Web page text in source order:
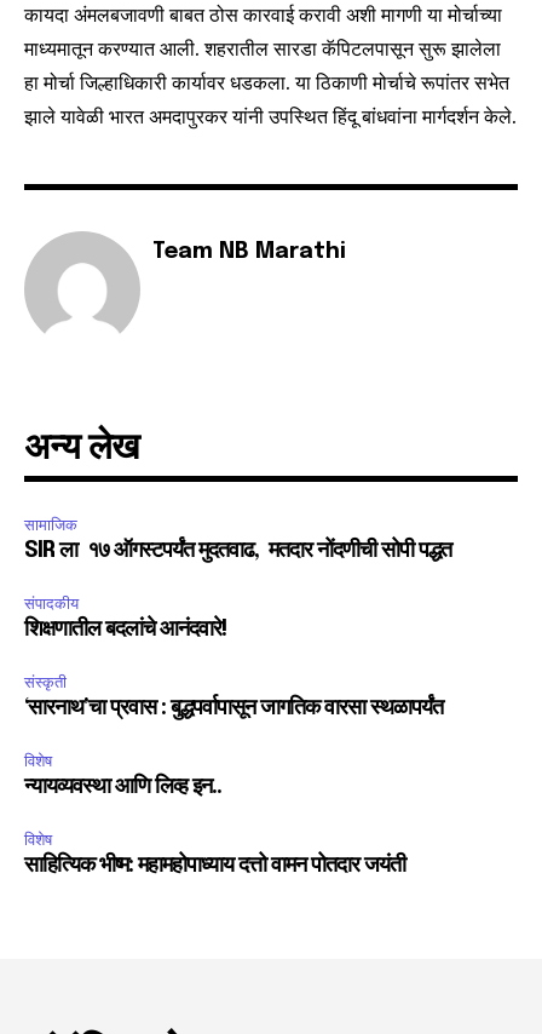
Join our community of
SUBSCRIBERS and be part of the
conversation.
or click the subscribe button below. Don't worry, we respect
safe with us.
I've read and accept the
6,300 32,111 75
कायदा अंमलबजावणी बाबत ठोस कारवाई करावी अशी मागणी या मोर्चाच्या
माध्यमातून करण्यात आली. शहरातील सारडा कॅपिटलपासून सुरू झालेला
हा मोर्चा जिल्हाधिकारी कार्यावर धडकला. या ठिकाणी मोर्चाचे रूपांतर सभेत
झाले यावेळी भारत अमदापुरकर यांनी उपस्थित हिंदू बांधवांना मार्गदर्शन केले.
Team NB Marathi
अन्य लेख
सामाजिक
SIR ला १७ ऑगस्टपर्यंत मुदतवाढ, मतदार नोंदणीची सोपी पद्धत
संपादकीय
शिक्षणातील बदलांचे आनंदवारे!
संस्कृती
‘सारनाथ’चा प्रवास : बुद्धपर्वापासून जागतिक वारसा स्थळापर्यंत
विशेष
न्यायव्यवस्था आणि लिव्ह इन..
विशेष
साहित्यिक भीष्म: महामहोपाध्याय दत्तो वामन पोतदार जयंती